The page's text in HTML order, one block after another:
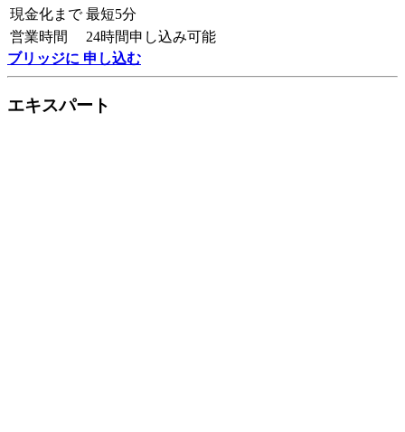
現金化まで 最短5分
営業時間
24時間申し込み可能
ブリッジに 申し込む
エキスパート